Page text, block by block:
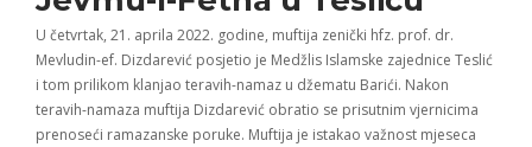
U četvrtak, 21. aprila 2022. godine, muftija zenički hfz. prof. dr.
Mevludin-ef. Dizdarević posjetio je Medžlis Islamske zajednice Teslić
i tom prilikom klanjao teravih-namaz u džematu Barići. Nakon
teravih-namaza muftija Dizdarević obratio se prisutnim vjernicima
prenoseći ramazanske poruke. Muftija je istakao važnost mjeseca